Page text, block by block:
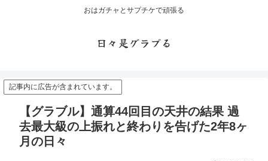
おはガチャとサプチケで頑張る
日々是グラブる
記事内に広告が含まれています。
【グラブル】通算44回目の天井の結果 過
去最大級の上振れと終わりを告げた2年8ヶ
月の日々